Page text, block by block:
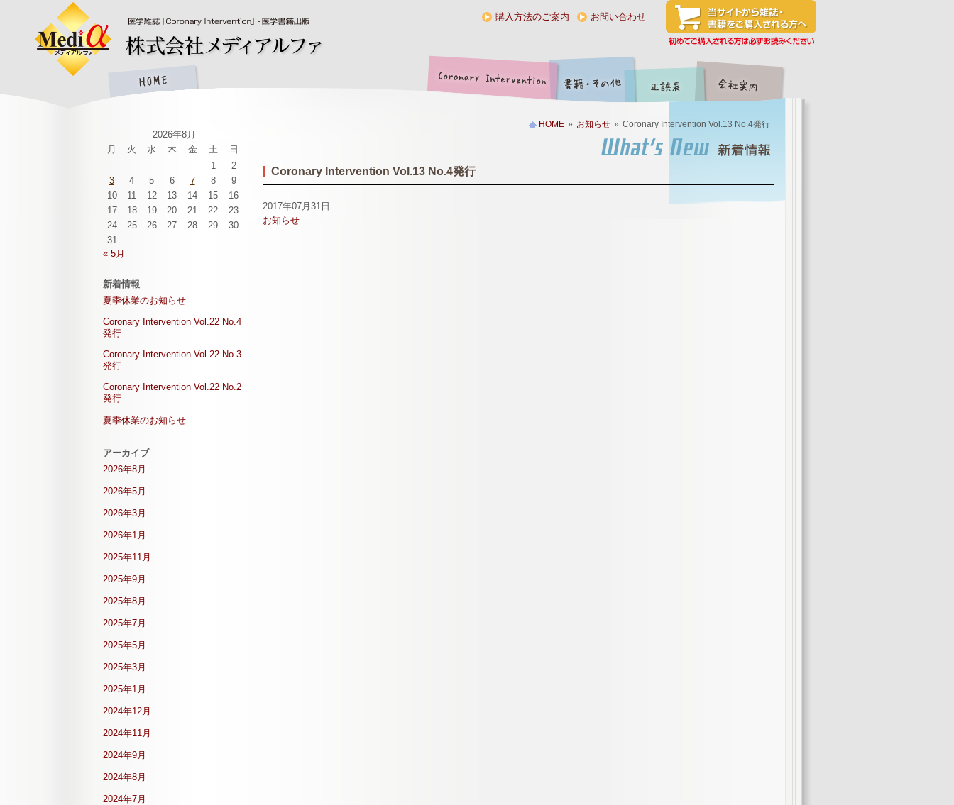
購入方法のご案内 お問い合わせ
HOME » お知らせ » Coronary Intervention Vol.13 No.4発行
Coronary Intervention Vol.13 No.4発行
2017年07月31日
お知らせ
2026年8月
月
火 水 木 金 土
日
1
2
3
4 5 6 7 8
9
10
11 12 13 14 15
16
17
18 19 20 21 22
23
24
25 26 27 28 29
30
31
« 5月
新着情報
夏季休業のお知らせ
Coronary Intervention Vol.22 No.4
発行
Coronary Intervention Vol.22 No.3
発行
Coronary Intervention Vol.22 No.2
発行
夏季休業のお知らせ
アーカイブ
2026年8月
2026年5月
2026年3月
2026年1月
2025年11月
2025年9月
2025年8月
2025年7月
2025年5月
2025年3月
2025年1月
2024年12月
2024年11月
2024年9月
2024年8月
2024年7月